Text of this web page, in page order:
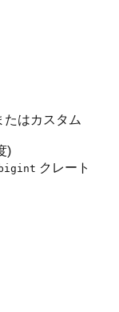
たはカスタム
)
bigint クレート